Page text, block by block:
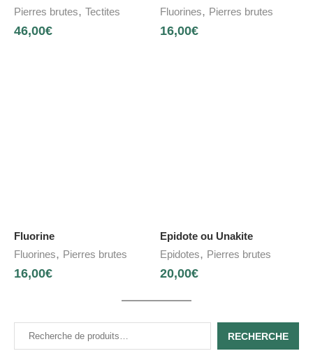
Pierres brutes, Tectites
46,00€
Fluorines, Pierres brutes
16,00€
Fluorine
Fluorines, Pierres brutes
16,00€
Epidote ou Unakite
Epidotes, Pierres brutes
20,00€
RECHERCHE